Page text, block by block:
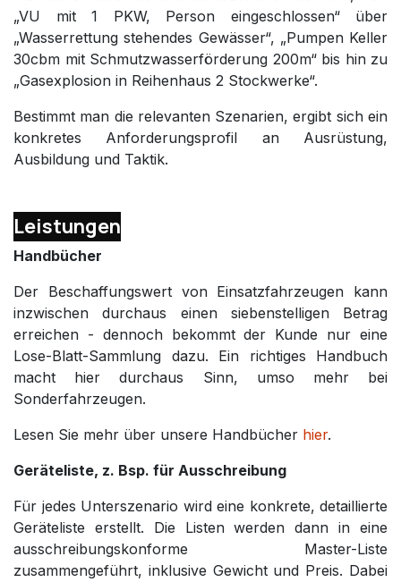
„VU mit 1 PKW, Person eingeschlossen“ über
„Wasserrettung stehendes Gewässer“, „Pumpen Keller
30cbm mit Schmutzwasserförderung 200m“ bis hin zu
„Gasexplosion in Reihenhaus 2 Stockwerke“.
Bestimmt man die relevanten Szenarien, ergibt sich ein
konkretes Anforderungsprofil an Ausrüstung,
Ausbildung und Taktik.
Leistungen
Handbücher
Der Beschaffungswert von Einsatzfahrzeugen kann
inzwischen durchaus einen siebenstelligen Betrag
erreichen - dennoch bekommt der Kunde nur eine
Lose-Blatt-Sammlung dazu. Ein richtiges Handbuch
macht hier durchaus Sinn, umso mehr bei
Sonderfahrzeugen.
Lesen Sie mehr über unsere Handbücher hier.
Geräteliste, z. Bsp. für Ausschreibung
Für jedes Unterszenario wird eine konkrete, detaillierte
Geräteliste erstellt. Die Listen werden dann in eine
ausschreibungskonforme Master-Liste
zusammengeführt, inklusive Gewicht und Preis. Dabei